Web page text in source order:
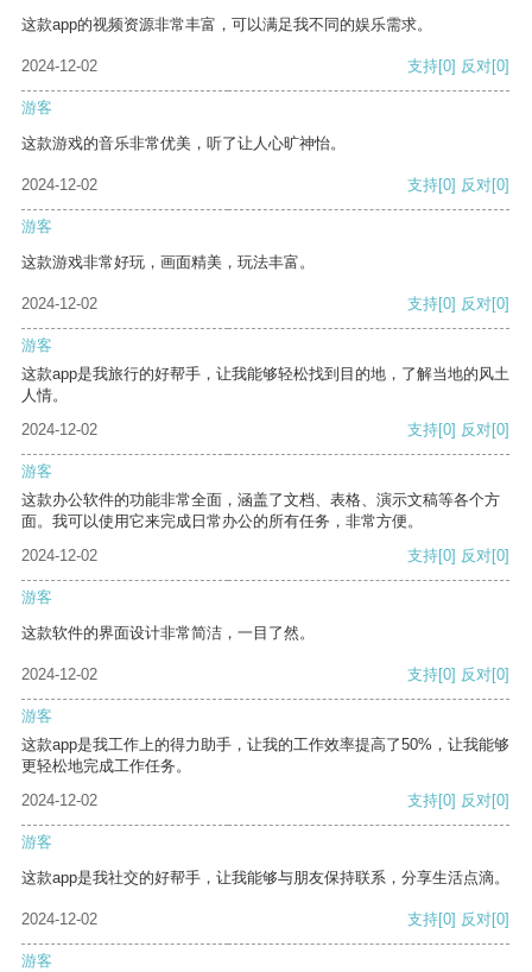
这款app的视频资源非常丰富，可以满足我不同的娱乐需求。
2024-12-02 支持[0] 反对[0]
游客
这款游戏的音乐非常优美，听了让人心旷神怡。
2024-12-02 支持[0] 反对[0]
游客
这款游戏非常好玩，画面精美，玩法丰富。
2024-12-02 支持[0] 反对[0]
游客
这款app是我旅行的好帮手，让我能够轻松找到目的地，了解当地的风土
人情。
2024-12-02
支持[0] 反对[0]
游客
这款办公软件的功能非常全面，涵盖了文档、表格、演示文稿等各个方
面。我可以使用它来完成日常办公的所有任务，非常方便。
2024-12-02
支持[0] 反对[0]
游客
这款软件的界面设计非常简洁，一目了然。
2024-12-02 支持[0] 反对[0]
游客
这款app是我工作上的得力助手，让我的工作效率提高了50%，让我能够
更轻松地完成工作任务。
2024-12-02
支持[0] 反对[0]
游客
这款app是我社交的好帮手，让我能够与朋友保持联系，分享生活点滴。
2024-12-02 支持[0] 反对[0]
游客